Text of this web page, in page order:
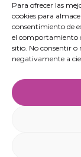
Para ofrecer las
cookies para
consentimiento de
el comportamiento
sitio. No consentir
negativamente a